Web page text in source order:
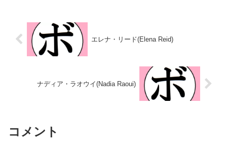
2017/07/21 ○4R判...
エレナ・リード(Elena Reid)
ナディア・ラオウイ(Nadia Raoui)
コメント